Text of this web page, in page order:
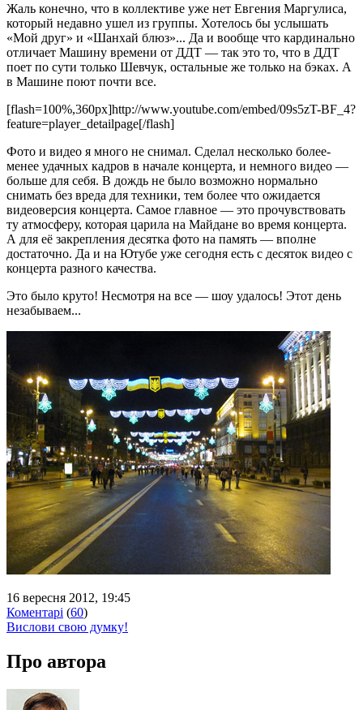
Жаль конечно, что в коллективе уже нет Евгения Маргулиса,
который недавно ушел из группы. Хотелось бы услышать
«Мой друг» и «Шанхай блюз»... Да и вообще что кардинально
отличает Машину времени от ДДТ — так это то, что в ДДТ
поет по сути только Шевчук, остальные же только на бэках. А
в Машине поют почти все.
[flash=100%,360px]http://www.youtube.com/embed/09s5zT-BF_4?
feature=player_detailpage[/flash]
Фото и видео я много не снимал. Сделал несколько более-
менее удачных кадров в начале концерта, и немного видео —
больше для себя. В дождь не было возможно нормально
снимать без вреда для техники, тем более что ожидается
видеоверсия концерта. Самое главное — это прочувствовать
ту атмосферу, которая царила на Майдане во время концерта.
А для её закрепления десятка фото на память — вполне
достаточно. Да и на Ютубе уже сегодня есть с десяток видео с
концерта разного качества.
Это было круто! Несмотря на все — шоу удалось! Этот день
незабываем...
16 вересня 2012, 19:45
Коментарі (60)
Вислови свою думку!
Про автора